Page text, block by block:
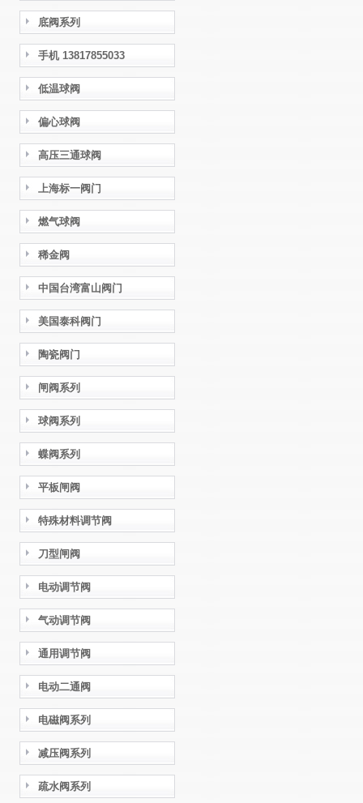
底阀系列
手机 13817855033
低温球阀
偏心球阀
高压三通球阀
上海标一阀门
燃气球阀
稀金阀
中国台湾富山阀门
美国泰科阀门
陶瓷阀门
闸阀系列
球阀系列
蝶阀系列
平板闸阀
特殊材料调节阀
刀型闸阀
电动调节阀
气动调节阀
通用调节阀
电动二通阀
电磁阀系列
减压阀系列
疏水阀系列